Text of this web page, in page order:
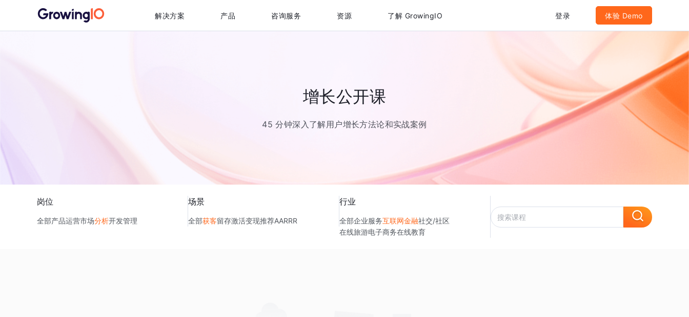
解决方案 产品 咨询服务 资源 了解 GrowingIO 登录 体验 Demo
增长公开课
45 分钟深入了解用户增长方法论和实战案例
岗位
全部产品运营市场分析开发管理
场景
全部获客留存激活变现推荐AARRR
行业
全部企业服务互联网金融社交/社区
在线旅游电子商务在线教育